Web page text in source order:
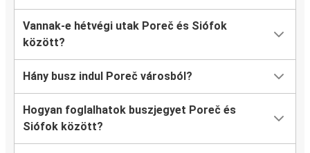
Vannak-e hétvégi utak Poreč és Siófok
között?
Hány busz indul Poreč városból?
Hogyan foglalhatok buszjegyet Poreč és
Siófok között?